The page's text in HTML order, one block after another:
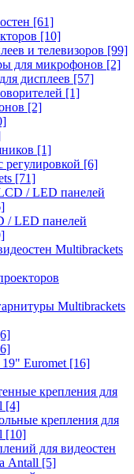
[61]
[10]
и телевизоров [99]
для микрофонов [2]
дисплеев [57]
[1]
[2]
[1]
регулировкой [6]
[71]
/ LED панелей
/ LED панелей
Multibrackets
Multibrackets
Euromet [16]
крепления для
[4]
крепления для
[10]
для видеостен
Antall [5]